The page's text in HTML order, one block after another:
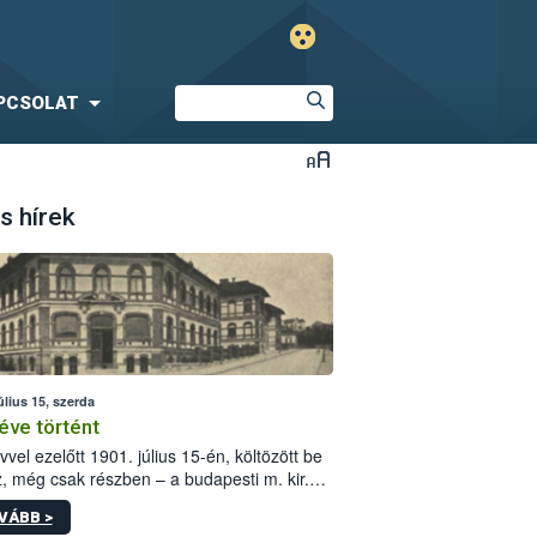
hírek
15, szerda
történt
ezelőtt 1901. július 15-én, költözött be
még csak részben – a budapesti m. kir.
állomás a Kis Rókus utca
alatti, Czigler Győző által tervezett új
>